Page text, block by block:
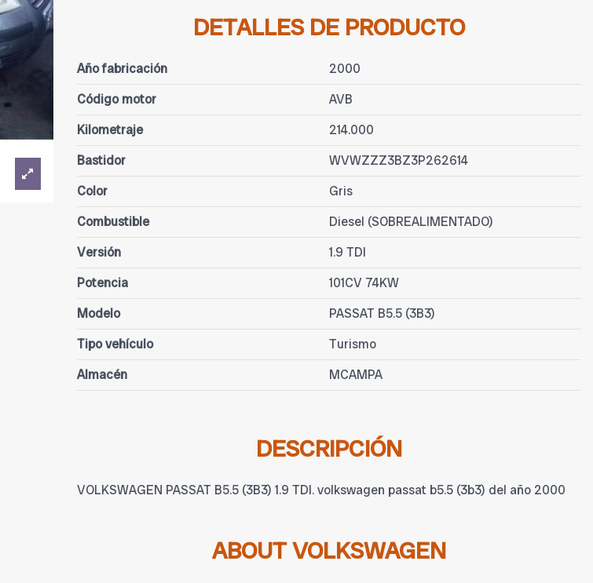
DETALLES DE PRODUCTO
Año fabricación
2000
Código motor
AVB
Kilometraje
214.000
Bastidor
WVWZZZ3BZ3P262614
Color
Gris
Combustible
Diesel (SOBREALIMENTADO)
Versión
1.9 TDI
Potencia
101CV 74KW
Modelo
PASSAT B5.5 (3B3)
Tipo vehículo
Turismo
Almacén
MCAMPA
DESCRIPCIÓN
VOLKSWAGEN PASSAT B5.5 (3B3) 1.9 TDI. volkswagen passat b5.5 (3b3) del año 2000
ABOUT VOLKSWAGEN